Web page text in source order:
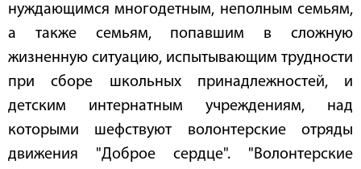
нуждающимся многодетным, неполным семьям,
а также семьям, попавшим в сложную
жизненную ситуацию, испытывающим трудности
при сборе школьных принадлежностей, и
детским интернатным учреждениям, над
которыми шефствуют волонтерские отряды
движения "Доброе сердце". "Волонтерские